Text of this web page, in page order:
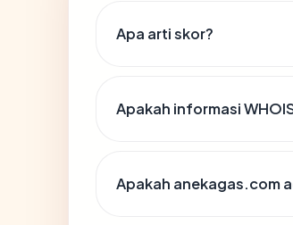
Apa arti skor?
Apakah informasi
Apakah anekagas.com